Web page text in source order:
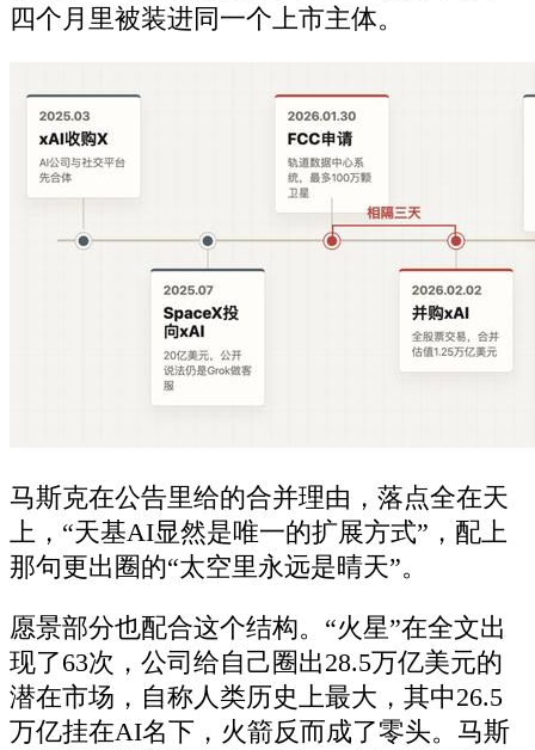
四个月里被装进同一个上市主体。
马斯克在公告里给的合并理由，落点全在天
上，“天基AI显然是唯一的扩展方式”，配上
那句更出圈的“太空里永远是晴天”。
愿景部分也配合这个结构。“火星”在全文出
现了63次，公司给自己圈出28.5万亿美元的
潜在市场，自称人类历史上最大，其中26.5
万亿挂在AI名下，火箭反而成了零头。马斯